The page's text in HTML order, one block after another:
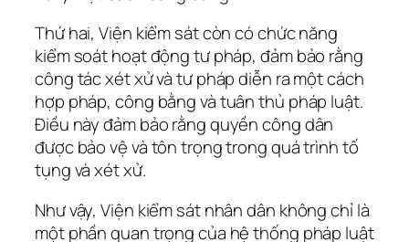
Thứ hai, Viện kiểm sát còn có chức năng
kiểm soát hoạt động tư pháp, đảm bảo rằng
công tác xét xử và tư pháp diễn ra một cách
hợp pháp, công bằng và tuân thủ pháp luật.
Điều này đảm bảo rằng quyền công dân
được bảo vệ và tôn trọng trong quá trình tố
tụng và xét xử.
Như vậy, Viện kiểm sát nhân dân không chỉ là
một phần quan trọng của hệ thống pháp luật